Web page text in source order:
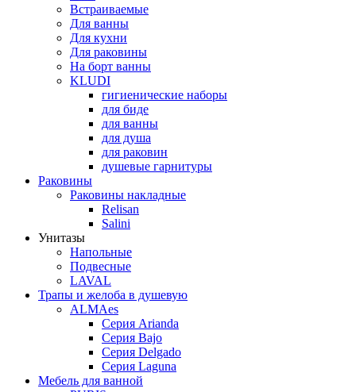
Встраиваемые
Для ванны
Для кухни
Для раковины
На борт ванны
KLUDI
гигиенические наборы
для биде
для ванны
для душа
для раковин
душевые гарнитуры
Раковины
Раковины накладные
Relisan
Salini
Унитазы
Напольные
Подвесные
LAVAL
Трапы и желоба в душевую
ALMAes
Серия Arianda
Серия Bajo
Серия Delgado
Серия Laguna
Мебель для ванной